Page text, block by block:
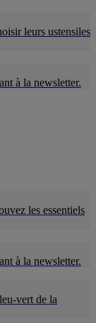
leurs ustensiles
à la newsletter.
les essentiels
à la newsletter.
vert de la